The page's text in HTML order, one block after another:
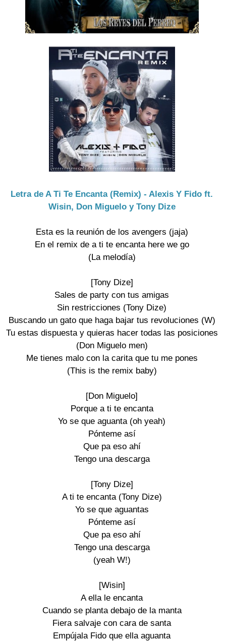
Letra de A Ti Te Encanta (Remix) - Alexis Y Fido ft.
Wisin, Don Miguelo y Tony Dize
Esta es la reunión de los avengers (jaja)
En el remix de a ti te encanta here we go
(La melodía)
[Tony Dize]
Sales de party con tus amigas
Sin restricciones (Tony Dize)
Buscando un gato que haga bajar tus revoluciones (W)
Tu estas dispuesta y quieras hacer todas las posiciones
(Don Miguelo men)
Me tienes malo con la carita que tu me pones
(This is the remix baby)
[Don Miguelo]
Porque a ti te encanta
Yo se que aguanta (oh yeah)
Pónteme así
Que pa eso ahí
Tengo una descarga
[Tony Dize]
A ti te encanta (Tony Dize)
Yo se que aguantas
Pónteme así
Que pa eso ahí
Tengo una descarga
(yeah W!)
[Wisin]
A ella le encanta
Cuando se planta debajo de la manta
Fiera salvaje con cara de santa
Empújala Fido que ella aguanta